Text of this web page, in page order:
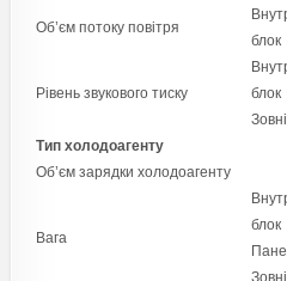
Об’єм потоку повітря
блок
Рівень звукового тиску
блок
Тип холодоагенту
Об’єм зарядки холодоагенту
Вага
блок